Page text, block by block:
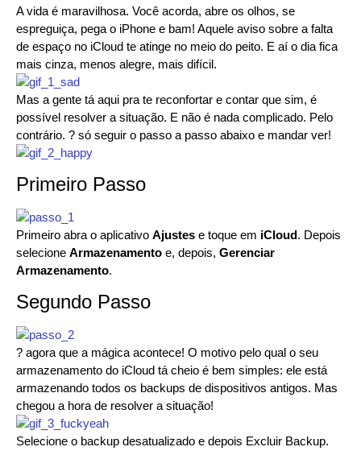
A vida é maravilhosa. Você acorda, abre os olhos, se
espreguiça, pega o iPhone e bam! Aquele aviso sobre a falta
de espaço no iCloud te atinge no meio do peito. E aí o dia fica
mais cinza, menos alegre, mais difícil.
Mas a gente tá aqui pra te reconfortar e contar que sim, é
possível resolver a situação. E não é nada complicado. Pelo
contrário. ? só seguir o passo a passo abaixo e mandar ver!
Primeiro Passo
Primeiro abra o aplicativo Ajustes e toque em iCloud. Depois
selecione Armazenamento e, depois, Gerenciar
Armazenamento.
Segundo Passo
? agora que a mágica acontece! O motivo pelo qual o seu
armazenamento do iCloud tá cheio é bem simples: ele está
armazenando todos os backups de dispositivos antigos. Mas
chegou a hora de resolver a situação!
Selecione o backup desatualizado e depois Excluir Backup.